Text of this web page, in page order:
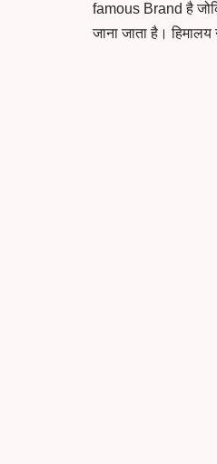
famous Brand है
जाना जाता है।